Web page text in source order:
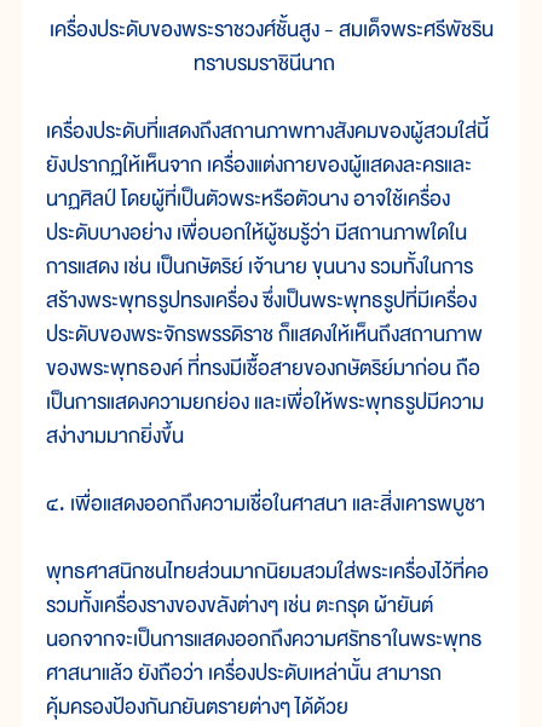
เครื่องประดับของพระราชวงศ์ชั้นสูง - สมเด็จพระศรีพัชริน
ทราบรมราชินีนาถ
เครื่องประดับที่แสดงถึงสถานภาพทางสังคมของผู้สวมใส่นี้
ยังปรากฏให้เห็นจาก เครื่องแต่งกายของผู้แสดงละครและ
นาฏศิลป์ โดยผู้ที่เป็นตัวพระหรือตัวนาง อาจใช้เครื่อง
ประดับบางอย่าง เพื่อบอกให้ผู้ชมรู้ว่า มีสถานภาพใดใน
การแสดง เช่น เป็นกษัตริย์ เจ้านาย ขุนนาง รวมทั้งในการ
สร้างพระพุทธรูปทรงเครื่อง ซึ่งเป็นพระพุทธรูปที่มีเครื่อง
ประดับของพระจักรพรรดิราช ก็แสดงให้เห็นถึงสถานภาพ
ของพระพุทธองค์ ที่ทรงมีเชื้อสายของกษัตริย์มาก่อน ถือ
เป็นการแสดงความยกย่อง และเพื่อให้พระพุทธรูปมีความ
สง่างามมากยิ่งขึ้น
๔. เพื่อแสดงออกถึงความเชื่อในศาสนา และสิ่งเคารพบูชา
พุทธศาสนิกชนไทยส่วนมากนิยมสวมใส่พระเครื่องไว้ที่คอ
รวมทั้งเครื่องรางของขลังต่างๆ เช่น ตะกรุด ผ้ายันต์
นอกจากจะเป็นการแสดงออกถึงความศรัทธาในพระพุทธ
ศาสนาแล้ว ยังถือว่า เครื่องประดับเหล่านั้น สามารถ
คุ้มครองป้องกันภยันตรายต่างๆ ได้ด้วย